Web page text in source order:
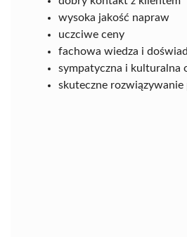
wysoka jakość napraw
uczciwe ceny
fachowa wiedza i
sympatyczna i kulturalna
skuteczne